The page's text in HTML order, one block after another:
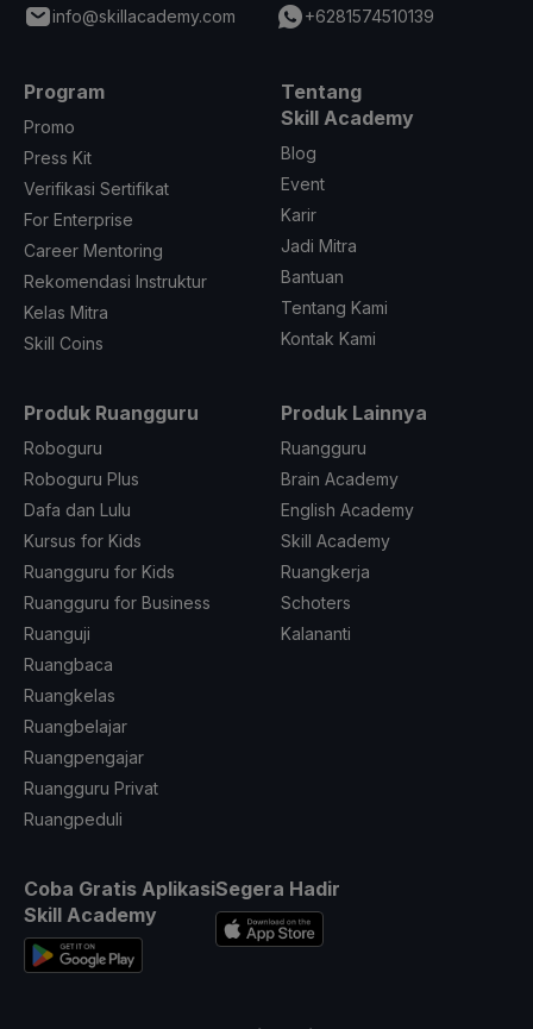
info@skillacademy.com +6281574510139
Program
Promo
Press Kit
Verifikasi Sertifikat
For Enterprise
Career Mentoring
Rekomendasi Instruktur
Kelas Mitra
Skill Coins
Tentang
Skill Academy
Blog
Event
Karir
Jadi Mitra
Bantuan
Tentang Kami
Kontak Kami
Produk Ruangguru
Roboguru
Roboguru Plus
Dafa dan Lulu
Kursus for Kids
Ruangguru for Kids
Ruangguru for Business
Ruanguji
Ruangbaca
Ruangkelas
Ruangbelajar
Ruangpengajar
Ruangguru Privat
Ruangpeduli
Produk Lainnya
Ruangguru
Brain Academy
English Academy
Skill Academy
Ruangkerja
Schoters
Kalananti
Coba Gratis Aplikasi
Skill Academy
Segera Hadir